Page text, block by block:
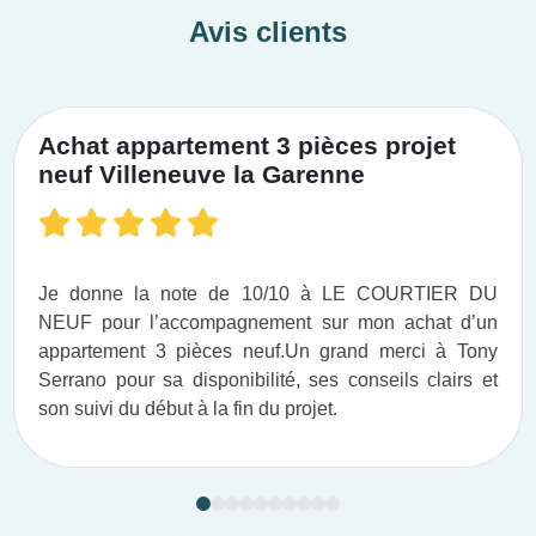
et infortunés estampillés du
sceau maudit de « sorcier-e »
probablement hantés à
l’heure qu’il est.
Un jardin secret, une oasis
de calme et de sérénité
Avis clients
Achat appartement 3 pièces projet
neuf Villeneuve la Garenne
Je donne la note de 10/10 à LE COURTIER DU
NEUF pour l’accompagnement sur mon achat d’un
appartement 3 pièces neuf.​ Un grand merci à Tony
Serrano pour sa disponibilité, ses conseils clairs et
son suivi du début à la fin du projet.​